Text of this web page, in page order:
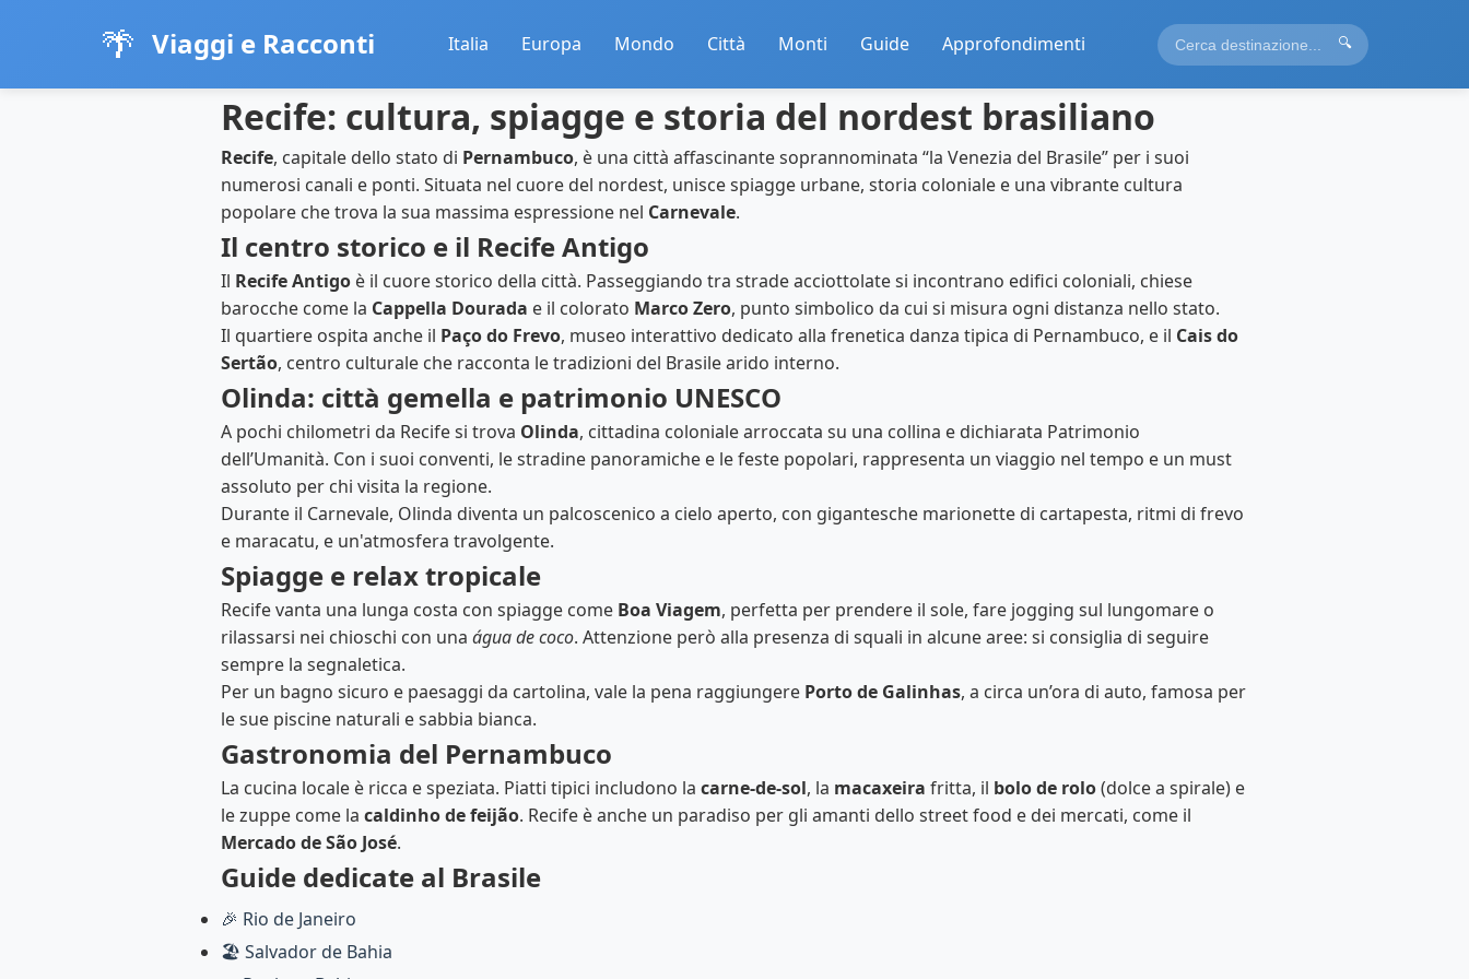
🌴 Viaggi e Racconti Italia Europa Mondo Città Monti Guide Approfondimenti 🔍
Recife: cultura, spiagge e storia del nordest brasiliano
Recife, capitale dello stato di Pernambuco, è una città affascinante soprannominata “la Venezia del Brasile” per i suoi
numerosi canali e ponti. Situata nel cuore del nordest, unisce spiagge urbane, storia coloniale e una vibrante cultura
popolare che trova la sua massima espressione nel Carnevale.
Il centro storico e il Recife Antigo
Il Recife Antigo è il cuore storico della città. Passeggiando tra strade acciottolate si incontrano edifici coloniali, chiese
barocche come la Cappella Dourada e il colorato Marco Zero, punto simbolico da cui si misura ogni distanza nello stato.
Il quartiere ospita anche il Paço do Frevo, museo interattivo dedicato alla frenetica danza tipica di Pernambuco, e il Cais do
Sertão, centro culturale che racconta le tradizioni del Brasile arido interno.
Olinda: città gemella e patrimonio UNESCO
A pochi chilometri da Recife si trova Olinda, cittadina coloniale arroccata su una collina e dichiarata Patrimonio
dell’Umanità. Con i suoi conventi, le stradine panoramiche e le feste popolari, rappresenta un viaggio nel tempo e un must
assoluto per chi visita la regione.
Durante il Carnevale, Olinda diventa un palcoscenico a cielo aperto, con gigantesche marionette di cartapesta, ritmi di frevo
e maracatu, e un'atmosfera travolgente.
Spiagge e relax tropicale
Recife vanta una lunga costa con spiagge come Boa Viagem, perfetta per prendere il sole, fare jogging sul lungomare o
rilassarsi nei chioschi con una água de coco. Attenzione però alla presenza di squali in alcune aree: si consiglia di seguire
sempre la segnaletica.
Per un bagno sicuro e paesaggi da cartolina, vale la pena raggiungere Porto de Galinhas, a circa un’ora di auto, famosa per
le sue piscine naturali e sabbia bianca.
Gastronomia del Pernambuco
La cucina locale è ricca e speziata. Piatti tipici includono la carne-de-sol, la macaxeira fritta, il bolo de rolo(dolce a spirale) e
le zuppe come la caldinho de feijão. Recife è anche un paradiso per gli amanti dello street food e dei mercati, come il
Mercado de São José.
Guide dedicate al Brasile
🎉 Rio de Janeiro
🏖️ Salvador de Bahia